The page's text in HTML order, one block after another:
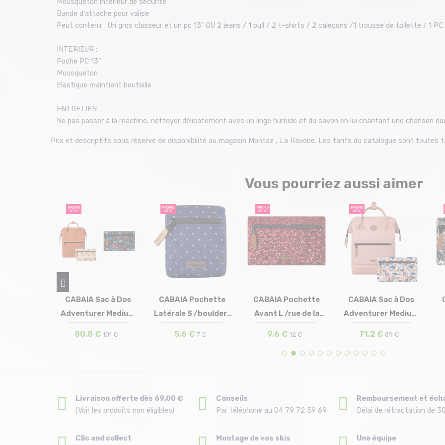
Bande d'attache pour valise
Peut contenir : Un gros classeur et un pc 13" OU 2 jeans / 1 pull / 2 t-shirts / 2 caleçons /1 trousse de toilette / 1 PC
INTERIEUR :
Poche PC 13"
Mousqueton
Elastique maintient bouteille
ENTRETIEN
Ne pas passer à la machine, nettoyer délicatement avec un linge humide et du savon en lui chantant une chanson
Prix et descriptifs sous réserve de disponibilité au magasin Montaz , La Ravoire. Les tarifs du catalogue sont toutes
Vous pourriez aussi aimer
PROMO
Taille en stock
CABAIA Pochette
Latérale S /boulders
5,6 € 7 €
PROMO
20 %
Taille en stock
CABAIA Pochette
Avant L /rue de la
9,6 € 12 €
PROMO
Taille en stock
CABAIA Sac à Dos
Adventurer Medium
71,2 € 89 €
PROMO
20 %
Taille en stock
CABAIA Pochette
Avant L /gorki
9,6 € 12 €
Livraison offerte dès 69.00 €
(Voir les produits non éligibles)
Conseils
Par téléphone au 04 79 72 59 69
Remboursement et
Délai de rétractation de
Clic and collect Montage de vos skis Une équipe